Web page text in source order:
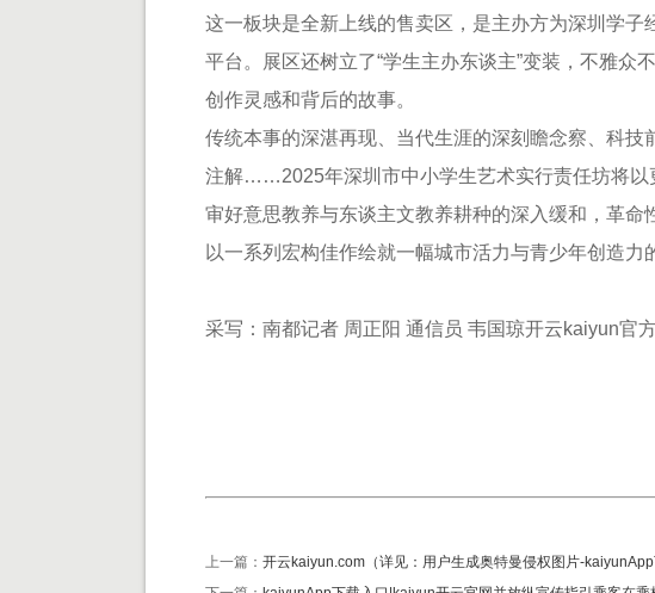
这一板块是全新上线的售卖区，是主办方为深圳学子
平台。展区还树立了“学生主办东谈主”变装，不雅众
创作灵感和背后的故事。
传统本事的深湛再现、当代生涯的深刻瞻念察、科技
注解……2025年深圳市中小学生艺术实行责任坊将以
审好意思教养与东谈主文教养耕种的深入缓和，革命
以一系列宏构佳作绘就一幅城市活力与青少年创造力
采写：南都记者 周正阳 通信员 韦国琼开云kaiyun官
上一篇： 开云kaiyun.com（详见：用户生成奥特曼侵权图片-